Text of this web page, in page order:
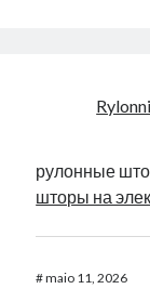
рулонные
шторы на
#maio 11, 2026